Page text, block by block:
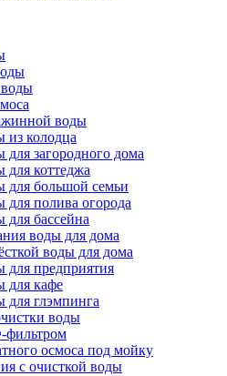
воды
воды
из колодца
загородного дома
для коттеджа
для большой семьи
для полива огорода
для бассейна
воды для дома
воды для дома
для предприятия
для кафе
для глэмпинга
воды
осмоса под мойку
с очисткой воды